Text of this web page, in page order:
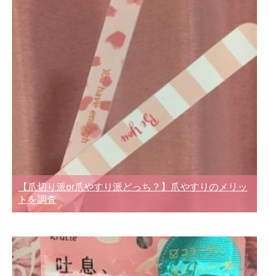
【爪切り派or爪やすり派どっち？】爪やすりのメリッ
トを調査